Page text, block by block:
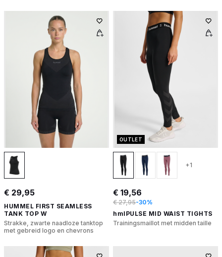
€ 29,95
HUMMEL FIRST SEAMLESS
TANK TOP W
Strakke, zwarte naadloze tanktop
met gebreid logo en chevrons
OUTLET
+1
€ 19,56
€ 27,95-30%
hmlPULSE MID WAIST TIGHTS
Trainingsmaillot met midden taille